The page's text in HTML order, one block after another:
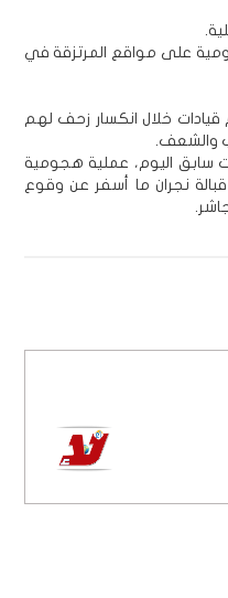
على مواقع المرتزقة في
خلال انكسار زحف لهم
والشعف.
سابق اليوم، عملية هجومية
نجران ما أسفر عن وقوع